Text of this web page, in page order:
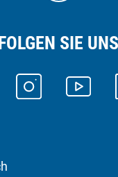
SIE UNS